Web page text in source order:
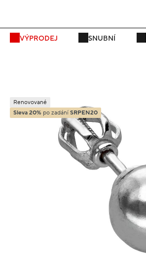
VÝPRODEJ SNUBNÍ
Renovované
Sleva 20% po zadání SRPEN20